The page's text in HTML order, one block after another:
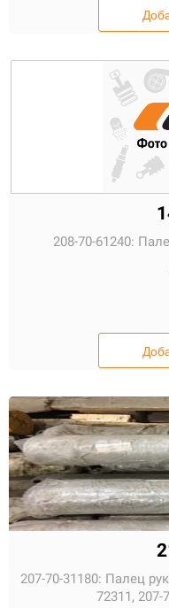
208-70-61240:
207-70-31180: Палец
72311, 207-